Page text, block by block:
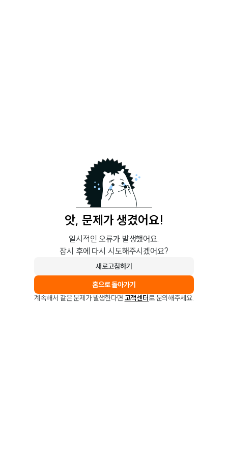
앗, 문제가 생겼어요!
일시적인 오류가 발생했어요.
잠시 후에 다시 시도해주시겠어요?
새로고침하기
홈으로 돌아가기
계속해서 같은 문제가 발생한다면 고객센터로 문의해주세요.